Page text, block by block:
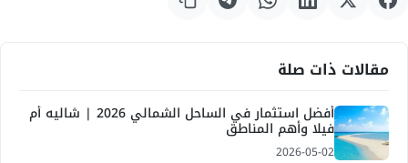
مقالات ذات صلة
أفضل استثمار في الساحل الشمالي 2026 | شاليه أم
فيلا وأهم المناطق
2026-05-02